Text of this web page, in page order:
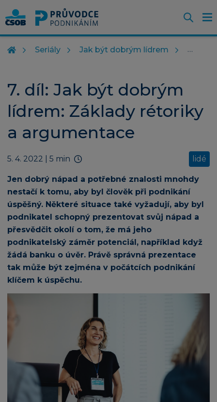
Seriály Jak být dobrým lídrem
7. díl: Jak být dobrým
lídrem: Základy rétoriky
a argumentace
5. 4. 2022 | 5 min lidé
Jen dobrý nápad a potřebné znalosti mnohdy
nestačí k tomu, aby byl člověk při podnikání
úspěšný. Některé situace také vyžadují, aby byl
podnikatel schopný prezentovat svůj nápad a
přesvědčit okolí o tom, že má jeho
podnikatelský záměr potenciál, například když
žádá banku o úvěr. Právě správná prezentace
tak může být zejména v počátcích podnikání
klíčem k úspěchu.